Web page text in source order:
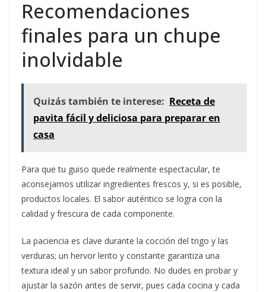
Recomendaciones
finales para un chupe
inolvidable
Quizás también te interese: Receta de
pavita fácil y deliciosa para preparar en
casa
Para que tu guiso quede realmente espectacular, te
aconsejamos utilizar ingredientes frescos y, si es posible,
productos locales. El sabor auténtico se logra con la
calidad y frescura de cada componente.
La paciencia es clave durante la cocción del trigo y las
verduras; un hervor lento y constante garantiza una
textura ideal y un sabor profundo. No dudes en probar y
ajustar la sazón antes de servir, pues cada cocina y cada